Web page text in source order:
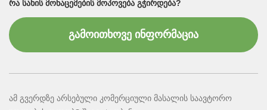
ᲠᲐ ᲡᲐᲮᲘᲡ ᲛᲝᲜᲐᲪᲔᲛᲔᲑᲘᲡ ᲛᲝᲞᲝᲕᲔᲑᲐ ᲒᲭᲘᲠᲓᲔᲑᲐ?
გამოითხოვე ინფორმაცია
ამ გვერდზე არსებული კომერციული მასალის საავტორო